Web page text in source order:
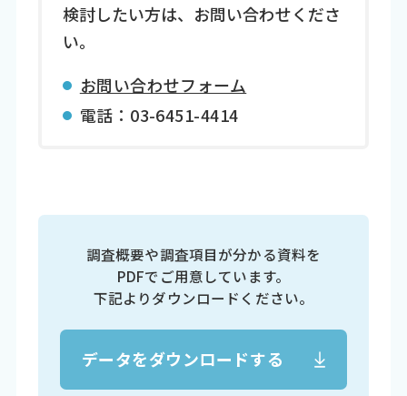
検討したい方は、お問い合わせくださ
い。
お問い合わせフォーム
電話：03-6451-4414
調査概要や調査項目が分かる資料を
PDFでご用意しています。
下記よりダウンロードください。
データをダウンロードする